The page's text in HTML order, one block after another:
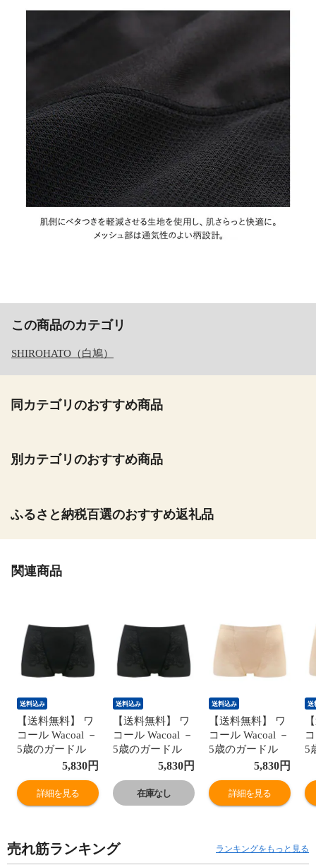
この商品のカテゴリ
SHIROHATO（白鳩）
同カテゴリのおすすめ商品
別カテゴリのおすすめ商品
ふるさと納税百選のおすすめ返礼品
関連商品
送料込み
【送料無料】 ワ
コール Wacoal －
5歳のガードル
ジャストウエス
ップアップ ガー
ドル パンツ 大き
5,830円
詳細を見る
送料込み
【送料無料】 ワ
コール Wacoal －
5歳のガードル
ジャストウエス
ップアップ ガー
ドル パンツ 大き
5,830円
在庫なし
送料込み
【送料無料】 ワ
コール Wacoal －
5歳のガードル
ジャストウエス
ップアップ ガー
ドル パンツ 大き
5,830円
詳細を見る
送
5
売れ筋ランキング ランキングをもっと見る